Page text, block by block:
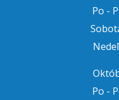
Po -
Po -